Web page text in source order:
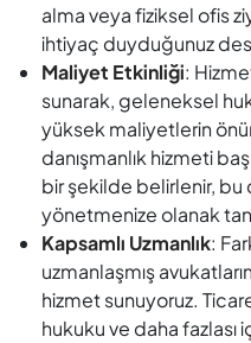
alma veya fiziksel ofis
ihtiyaç duyduğunuz
Maliyet Etkinliği:
sunarak, geleneksel
yüksek maliyetlerin
danışmanlık hizmeti
bir şekilde belirlenir, bu
yönetmenize olanak
Kapsamlı Uzmanlık:
uzmanlaşmış
hizmet sunuyoruz.
hukuku ve daha fazlası